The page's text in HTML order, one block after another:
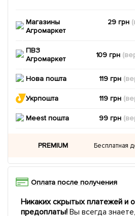
Магазины
Агромаркет
29 грн
ПВЗ
Агромаркет
109 грн
Нова пошта 119 грн
Укрпошта 119 грн
Meest пошта 99 грн
PREMIUM Бесплатная
Оплата после получения
Никаких скрытых платежей и
предоплаты!Вы всегда